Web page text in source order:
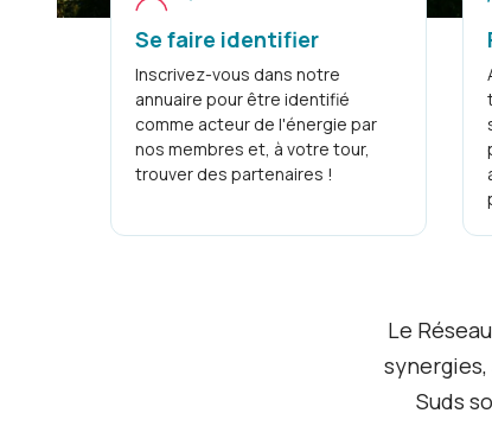
Se faire identifier
Inscrivez-vous dans notre
annuaire pour être identifié
comme acteur de l'énergie par
nos membres et, à votre tour,
trouver des partenaires !
Le
Suds